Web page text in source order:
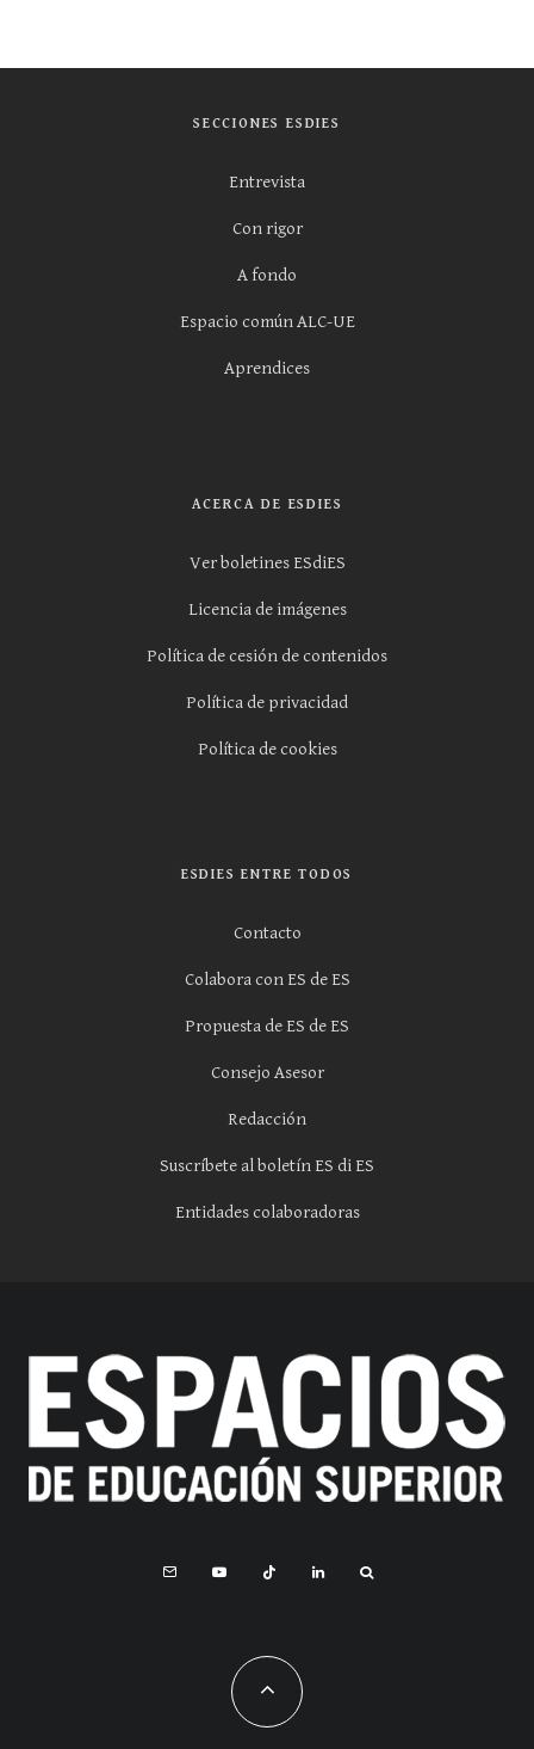
SECCIONES ESDIES
Entrevista
Con rigor
A fondo
Espacio común ALC-UE
Aprendices
ACERCA DE ESDIES
Ver boletines ESdiES
Licencia de imágenes
Política de cesión de contenidos
Política de privacidad
Política de cookies
ESDIES ENTRE TODOS
Contacto
Colabora con ES de ES
Propuesta de ES de ES
Consejo Asesor
Redacción
Suscríbete al boletín ES di ES
Entidades colaboradoras